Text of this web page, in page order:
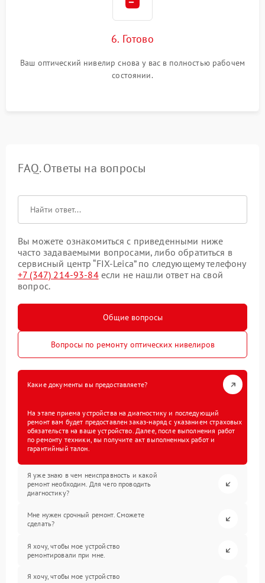
6. Готово
Ваш оптический нивелир снова у вас в полностью рабочем
состоянии.
FAQ. Ответы на вопросы
Вы можете ознакомиться с приведенными ниже
часто задаваемыми вопросами, либо обратиться в
сервисный центр “FIX-Leica” по следующему телефону
+7 (347) 214-93-84если не нашли ответ на свой
вопрос.
Общие вопросы
Вопросы по ремонту оптических нивелиров
Какие документы вы предоставляете?
На этапе приема устройства на диагностику и последующий
ремонт вам будет предоставлен заказ-наряд с указанием страховых
обязательств на ваше устройство. Далее, после выполнения работ
по ремонту техники, вы получите акт выполненных работ и
гарантийный талон.
Я уже знаю в чем неисправность и какой
ремонт необходим. Для чего проводить
диагностику?
Мне нужен срочный ремонт. Сможете
сделать?
Я хочу, чтобы мое устройство
ремонтировали при мне.
Я хочу, чтобы мое устройство